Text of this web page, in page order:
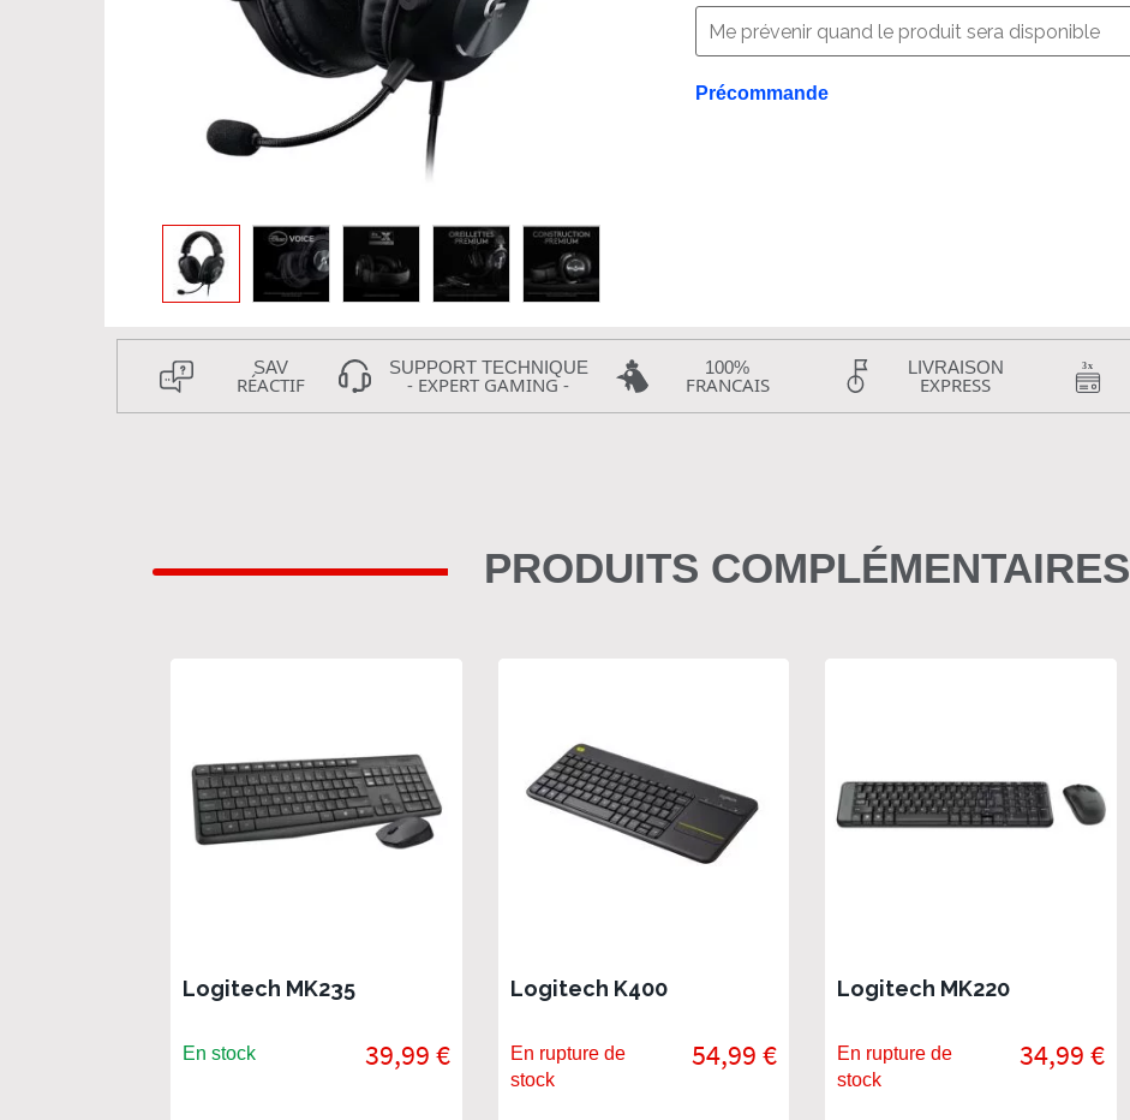
Précommande
SAV
RÉACTIF
SUPPORT TECHNIQUE
- EXPERT GAMING -
100%
FRANCAIS
LIVRAISON
EXPRESS
PRODUITS COMPLÉMENTAIRES
Logitech MK235
En stock 39,99 €
Logitech K400
En rupture de
stock
54,99 €
Logitech MK220
En rupture de
stock
34,99 €